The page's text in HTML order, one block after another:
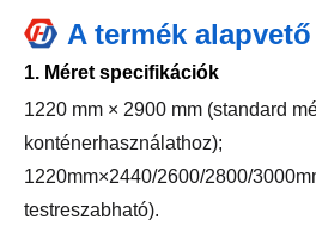
A termék
1. Méret specifikációk
1220 mm × 2900 mm (standard
konténerhasználathoz);
1220mm×2440/2600/2800/
testreszabható).